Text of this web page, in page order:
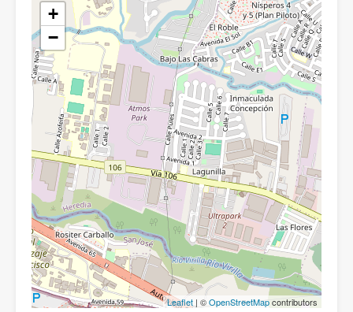
+
−
Leaflet | ©OpenStreetMapcontributors